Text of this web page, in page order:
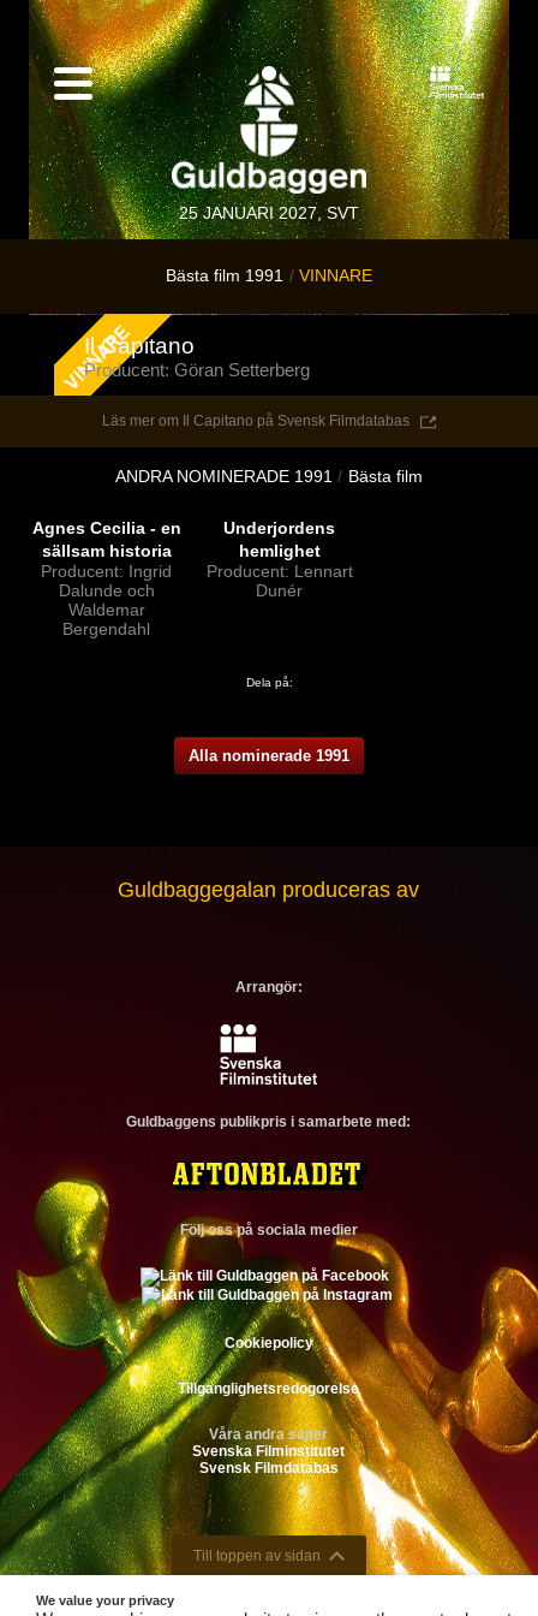
25 JANUARI 2027, SVT
Bästa film 1991 VINNARE
Il Capitano
Producent: Göran Setterberg
Läs mer om Il Capitano på Svensk Filmdatabas
ANDRA NOMINERADE 1991 Bästa film
Agnes Cecilia - en
sällsam historia
Producent: Ingrid
Dalunde och
Waldemar
Bergendahl
Underjordens
hemlighet
Producent: Lennart
Dunér
Dela på:
Alla nominerade 1991
Guldbaggegalan produceras av
Arrangör:
Guldbaggens publikpris i samarbete med:
Följ oss på sociala medier
Cookiepolicy
Tillganglighetsredogorelse
Våra andra sajter
Svenska Filminstitutet
Svensk Filmdatabas
Till toppen av sidan
We value your privacy